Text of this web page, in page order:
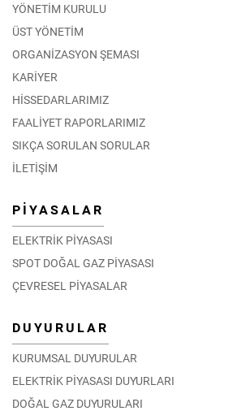
YÖNETİM KURULU
ÜST YÖNETİM
ORGANİZASYON ŞEMASI
KARİYER
HİSSEDARLARIMIZ
FAALİYET RAPORLARIMIZ
SIKÇA SORULAN SORULAR
İLETİŞİM
PİYASALAR
ELEKTRİK PİYASASI
SPOT DOĞAL GAZ PİYASASI
ÇEVRESEL PİYASALAR
DUYURULAR
KURUMSAL DUYURULAR
ELEKTRİK PİYASASI DUYURLARI
DOĞAL GAZ DUYURULARI